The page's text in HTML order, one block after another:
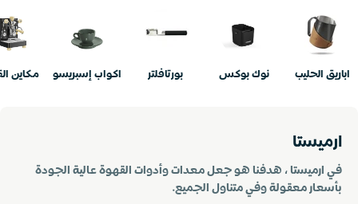
اباريق الحليب نوك بوكس بورتافلتر اكواب إسبريسو مكاين
ارميستا
في ارميستا ، هدفنا هو جعل معدات وأدوات القهوة عالية الجودة
بأسعار معقولة وفي متناول الجميع.